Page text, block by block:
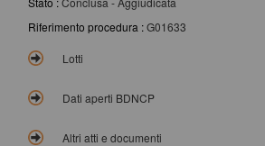
Riferimento procedura :G01633
Lotti
Dati aperti BDNCP
Altri atti e documenti